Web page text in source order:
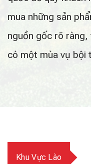
mua những sản
nguồn gốc rõ ràng,
có một mùa vụ bội
Khu Vực Lào